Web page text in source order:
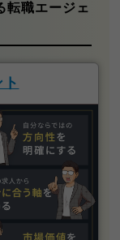
転職エージェ